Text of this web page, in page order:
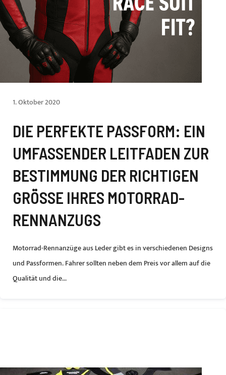
1. Oktober 2020
DIE PERFEKTE PASSFORM: EIN
UMFASSENDER LEITFADEN ZUR
BESTIMMUNG DER RICHTIGEN
GRÖSSE IHRES MOTORRAD-R
ENNANZUGS
Motorrad-Rennanzüge aus Leder gibt es in verschiedenen Designs
und Passformen. Fahrer sollten neben dem Preis vor allem auf die
Qualität und die...